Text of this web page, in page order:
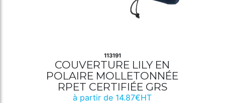
113191
COUVERTURE LILY EN
POLAIRE MOLLETONNÉE
RPET CERTIFIÉE GRS
à partir de 14.87€HT